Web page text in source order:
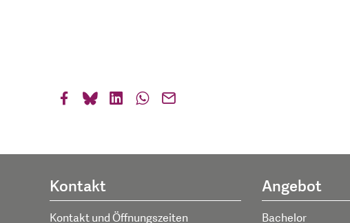
Kontakt
Kontakt und Öffnungszeiten
Angebot
Bachelor